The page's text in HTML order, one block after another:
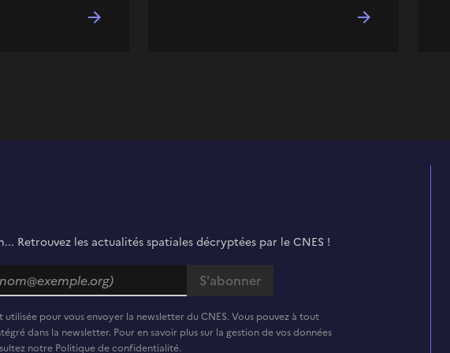
Retrouvez les actualités spatiales décryptées par le CNES !
pour vous envoyer la newsletter du CNES. Vous pouvez à tout
dans la newsletter. Pour en savoir plus sur la gestion de vos données
notre Politique de confidentialité.